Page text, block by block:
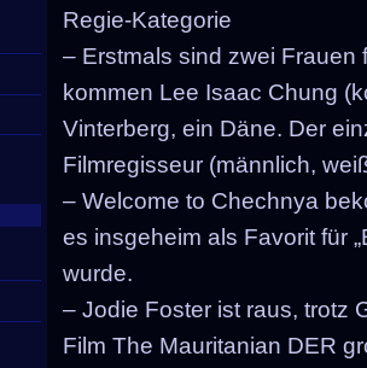
Regie-Kategorie
– Erstmals sind zwei Frauen
kommen Lee Isaac Chung
Vinterberg, ein Däne. Der
Filmregisseur (männlich,
– Welcome to Chechnya
es insgeheim als Favorit für
wurde.
– Jodie Foster ist raus, trotz
Film The Mauritanian DER